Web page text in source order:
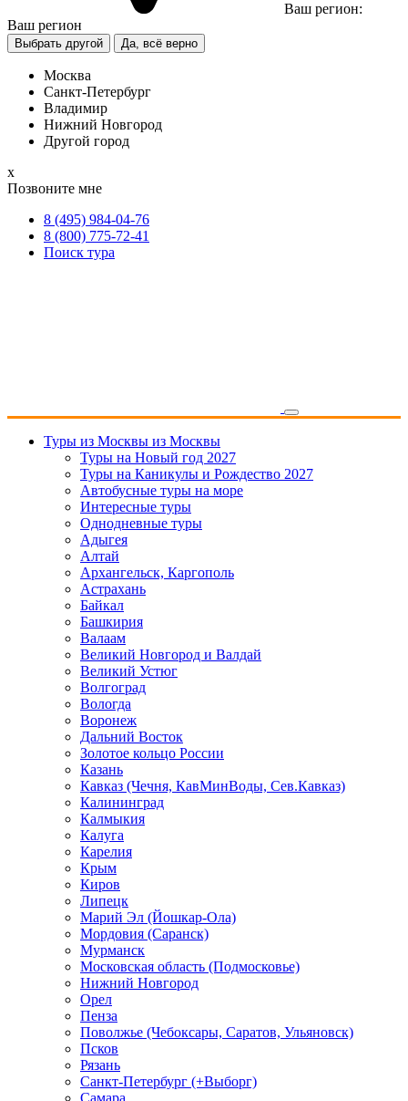
Ваш регион:
Ваш регион
Выбрать другой Да, всё верно
Москва
Санкт-Петербург
Владимир
Нижний Новгород
Другой город
х
Позвоните мне
8 (495) 984-04-76
8 (800) 775-72-41
Поиск тура
Туры из Москвы из Москвы
Туры на Новый год 2027
Туры на Каникулы и Рождество 2027
Автобусные туры на море
Интересные туры
Однодневные туры
Адыгея
Алтай
Архангельск, Каргополь
Астрахань
Байкал
Башкирия
Валаам
Великий Новгород и Валдай
Великий Устюг
Волгоград
Вологда
Воронеж
Дальний Восток
Золотое кольцо России
Казань
Кавказ (Чечня, КавМинВоды, Сев.Кавказ)
Калининград
Калмыкия
Калуга
Карелия
Крым
Киров
Липецк
Марий Эл (Йошкар-Ола)
Мордовия (Саранск)
Мурманск
Московская область (Подмосковье)
Нижний Новгород
Орел
Пенза
Поволжье (Чебоксары, Саратов, Ульяновск)
Псков
Рязань
Санкт-Петербург (+Выборг)
Самара